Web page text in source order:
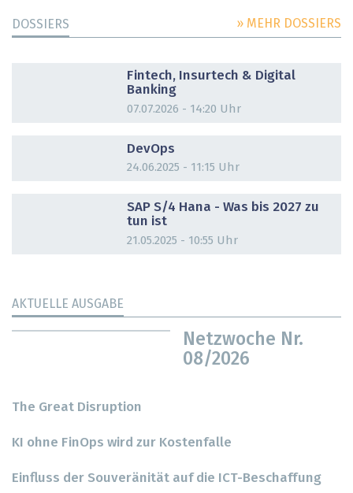
DOSSIERS » MEHR DOSSIERS
Fintech, Insurtech & Digital
Banking
07.07.2026 - 14:20 Uhr
DevOps
24.06.2025 - 11:15 Uhr
SAP S/4 Hana - Was bis 2027 zu
tun ist
21.05.2025 - 10:55 Uhr
AKTUELLE AUSGABE
Netzwoche Nr.
08/2026
The Great Disruption
KI ohne FinOps wird zur Kostenfalle
Einfluss der Souveränität auf die ICT-Beschaffung